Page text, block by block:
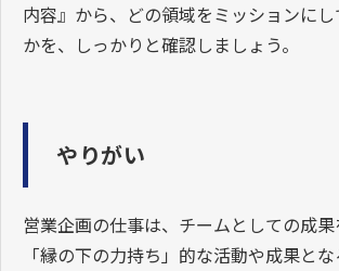
内容』から、どの領域をミッションに
かを、しっかりと確認しましょう。
やりがい
営業企画の仕事は、チームとしての成
「縁の下の力持ち」的な活動や成果と